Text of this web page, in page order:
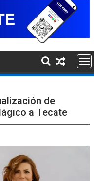
de
a Tecate